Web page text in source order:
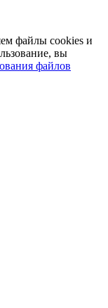
файлы cookies и
вы
файлов